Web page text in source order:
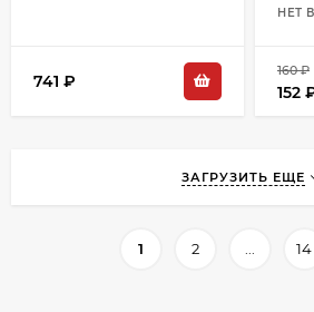
741 ₽
НЕТ
160 ₽
152
ЗАГРУЗИТЬ ЕЩЕ
1 2 14